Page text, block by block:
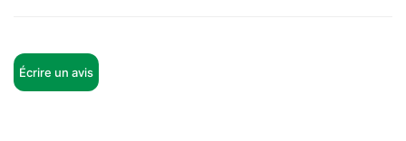
Écrire un avis